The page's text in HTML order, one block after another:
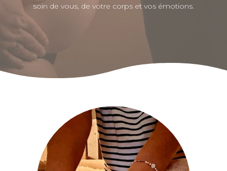
soin de vous, de votre corps et vos émotions.